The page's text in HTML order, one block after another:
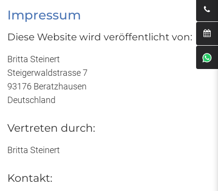
Impressum
Diese Website wird veröffentlicht von:
Britta Steinert
Steigerwaldstrasse 7
93176 Beratzhausen
Deutschland
Vertreten durch:
Britta Steinert
Kontakt: